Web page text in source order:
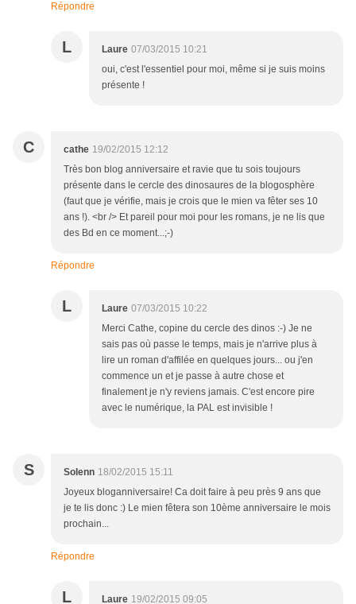
Répondre
L Laure 07/03/2015 10:21
oui, c'est l'essentiel pour moi, même si je suis moins
présente !
C cathe 19/02/2015 12:12
Très bon blog anniversaire et ravie que tu sois toujours
présente dans le cercle des dinosaures de la blogosphère
(faut que je vérifie, mais je crois que le mien va fêter ses 10
ans !). <br /> Et pareil pour moi pour les romans, je ne lis que
des Bd en ce moment...;-)
Répondre
L Laure 07/03/2015 10:22
Merci Cathe, copine du cercle des dinos :-) Je ne
sais pas où passe le temps, mais je n'arrive plus à
lire un roman d'affilée en quelques jours... ou j'en
commence un et je passe à autre chose et
finalement je n'y reviens jamais. C'est encore pire
avec le numérique, la PAL est invisible !
S Solenn 18/02/2015 15:11
Joyeux bloganniversaire! Ca doit faire à peu près 9 ans que
je te lis donc :) Le mien fêtera son 10ème anniversaire le mois
prochain...
Répondre
L Laure 19/02/2015 09:05